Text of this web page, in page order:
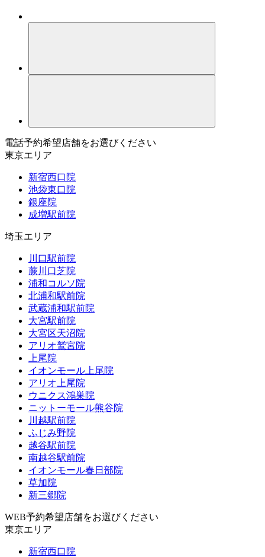
電話予約希望店舗をお選びください
東京エリア
新宿西口院
池袋東口院
銀座院
成増駅前院
埼玉エリア
川口駅前院
蕨川口芝院
浦和コルソ院
北浦和駅前院
武蔵浦和駅前院
大宮駅前院
大宮区天沼院
アリオ鷲宮院
上尾院
イオンモール上尾院
アリオ上尾院
ウニクス鴻巣院
ニットーモール熊谷院
川越駅前院
ふじみ野院
越谷駅前院
南越谷駅前院
イオンモール春日部院
草加院
新三郷院
WEB予約希望店舗をお選びください
東京エリア
新宿西口院